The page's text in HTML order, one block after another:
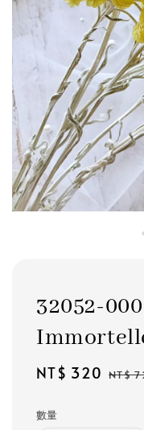
32052-
Sale
NT$ 320 NT$
數量